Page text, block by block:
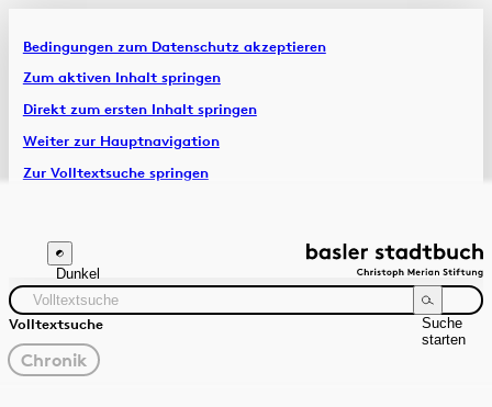
Bedingungen zum Datenschutz akzeptieren
Zum aktiven Inhalt springen
Direkt zum ersten Inhalt springen
Weiter zur Hauptnavigation
Zur Volltextsuche springen
Artikel & Dossiers
Chronik
Dunkel
Volltextsuche
Suche
starten
gewählter
Filter
Chronik